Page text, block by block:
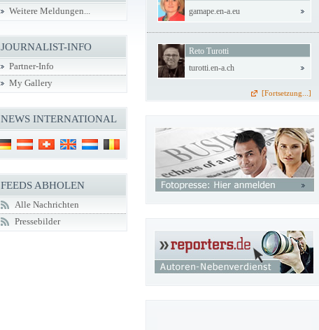
Weitere Meldungen...
JOURNALIST-INFO
Partner-Info
My Gallery
NEWS INTERNATIONAL
FEEDS ABHOLEN
Alle Nachrichten
Pressebilder
gamape.en-a.eu
Reto Turotti
turotti.en-a.ch
[Fortsetzung...]